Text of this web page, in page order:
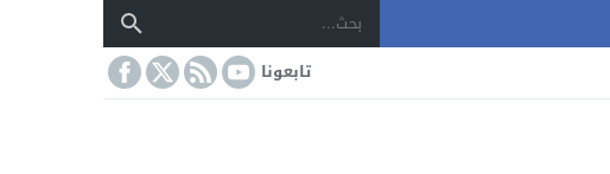
تابعونا